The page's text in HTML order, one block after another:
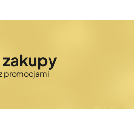
promocjami